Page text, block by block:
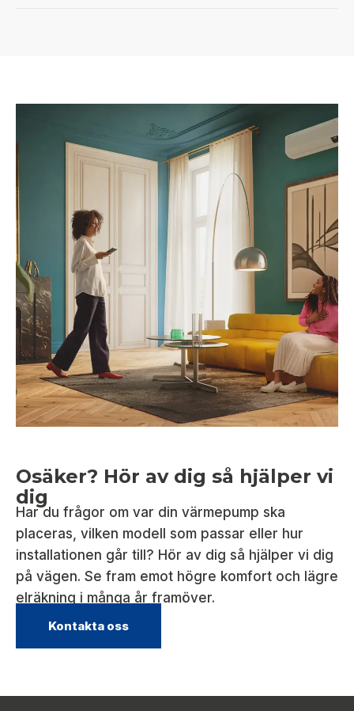
Osäker? Hör av dig så hjälper vi
dig
Har du frågor om var din värmepump ska
placeras, vilken modell som passar eller hur
installationen går till? Hör av dig så hjälper vi dig
på vägen. Se fram emot högre komfort och lägre
elräkning i många år framöver.
Kontakta oss